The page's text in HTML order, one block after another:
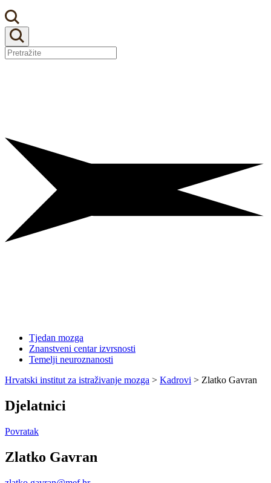
Tjedan mozga
Znanstveni centar izvrsnosti
Temelji neuroznanosti
Hrvatski institut za istraživanje mozga > Kadrovi > Zlatko Gavran
Djelatnici
Povratak
Zlatko Gavran